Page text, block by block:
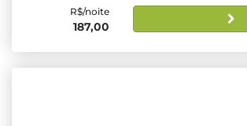
R$/noite
187,00